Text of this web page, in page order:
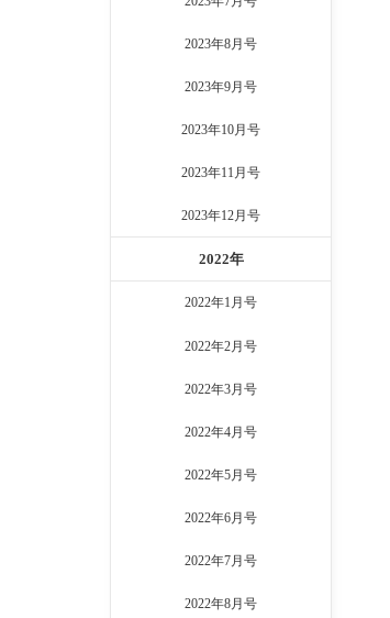
2023年8月号
2023年9月号
2023年10月号
2023年11月号
2023年12月号
2022年
2022年1月号
2022年2月号
2022年3月号
2022年4月号
2022年5月号
2022年6月号
2022年7月号
2022年8月号